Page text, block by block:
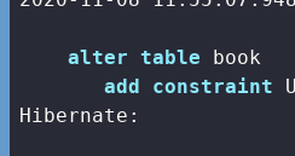
alter table book
add
constraint
Hibernate: